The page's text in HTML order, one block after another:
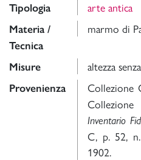
Tipologia arte antica
Materia /
Tecnica
marmo di
Misure altezza
Provenienza Collezione
Inventario
C, p. 52,
1902.